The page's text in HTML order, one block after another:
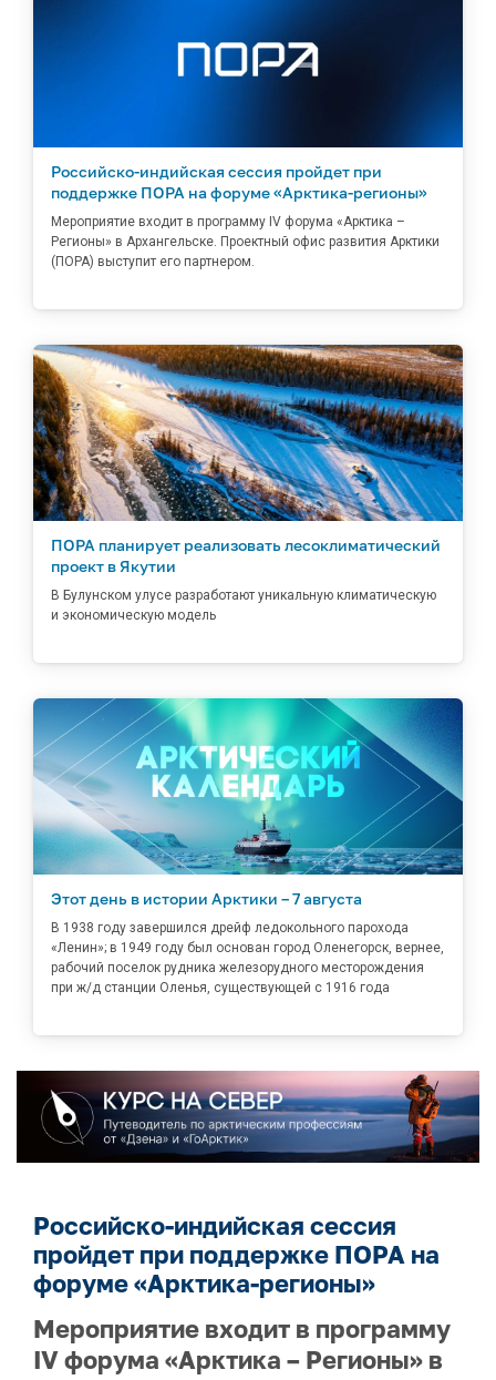
Российско-индийская сессия пройдет при
поддержке ПОРА на форуме «Арктика-регионы»
Мероприятие входит в программу IV форума «Арктика –
Регионы» в Архангельске. Проектный офис развития Арктики
(ПОРА) выступит его партнером.
ПОРА планирует реализовать лесоклиматический
проект в Якутии
В Булунском улусе разработают уникальную климатическую
и экономическую модель
Этот день в истории Арктики – 7 августа
В 1938 году завершился дрейф ледокольного парохода
«Ленин»; в 1949 году был основан город Оленегорск, вернее,
рабочий поселок рудника железорудного месторождения
при ж/д станции Оленья, существующей с 1916 года
Российско-индийская сессия
пройдет при поддержке ПОРА на
форуме «Арктика-регионы»
Мероприятие входит в программу
IV форума «Арктика – Регионы» в